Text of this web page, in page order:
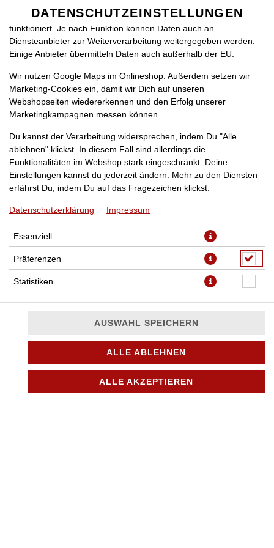
DE
SPRACHE ÄNDERN
(13K) PIZZA TONNO
mit Thunfisch, milder Peperoni, frischem Knoblauch und
Zwiebeln
JETZT BESTELLEN
DATENSCHUTZEINSTELLUNGEN
benötigt, damit bei Deinem Besuch unseres Webshops auch alles
funktioniert. Je nach Funktion können Daten auch an
Diensteanbieter zur Weiterverarbeitung weitergegeben werden.
Einige Anbieter übermitteln Daten auch außerhalb der EU.
Wir nutzen Google Maps im Onlineshop. Außerdem setzen wir
Marketing-Cookies ein, damit wir Dich auf unseren
Webshopseiten wiedererkennen und den Erfolg unserer
Marketingkampagnen messen können.
Du kannst der Verarbeitung widersprechen, indem Du "Alle
ablehnen" klickst. In diesem Fall sind allerdings die
Funktionalitäten im Webshop stark eingeschränkt. Deine
Einstellungen kannst du jederzeit ändern. Mehr zu den Diensten
erfährst Du, indem Du auf das Fragezeichen klickst.
Datenschutzerklärung Impressum
Essenziell
Präferenzen
Statistiken
AUSWAHL SPEICHERN
ALLE ABLEHNEN
ALLE AKZEPTIEREN